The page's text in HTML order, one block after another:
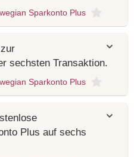
Sparkonto Plus
sechsten Transaktion.
Sparkonto Plus
Plus auf sechs